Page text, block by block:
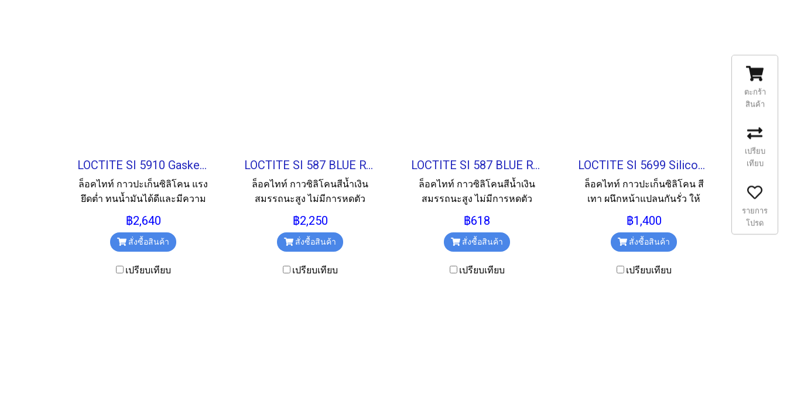
LOCTITE SI 5910 Gasket Sealant กาวปะเก็นซิลิโคน 300ML.
ล็อคไทท์ กาวปะเก็นซิลิโคน แรง
ยึดต่ำ ทนน้ำมันได้ดีและมีความ
ยืดหยุ่นสูงเมื่อเซตตัว ขนาด
300ml.
฿2,640
สั่งซื้อสินค้า
เปรียบเทียบ
LOCTITE SI 587 BLUE RTV SILICONE กาวซิลิโคนสีน้ำเงิน 300ML.
ล็อคไทท์ กาวซิลิโคนสีน้ำเงิน
สมรรถนะสูง ไม่มีการหดตัว
ขนาด 300ml.
฿2,250
สั่งซื้อสินค้า
เปรียบเทียบ
LOCTITE SI 587 BLUE RTV SILICONE กาวซิลิโคนสีน้ำเงิน 85G.
ล็อคไทท์ กาวซิลิโคนสีน้ำเงิน
สมรรถนะสูง ไม่มีการหดตัว
ขนาด 85g.
฿618
สั่งซื้อสินค้า
เปรียบเทียบ
LOCTITE SI 5699 Silicone Flange Sealant กาวปะเก็นซิลิโคน 300ML.
ล็อคไทท์ กาวปะเก็นซิลิโคน สี
เทา ผนึกหน้าแปลนกันรั่ว ให้
ความยืดหยุ่น ขนาด 300ml.
฿1,400
สั่งซื้อสินค้า
เปรียบเทียบ
ตะกร้า
สินค้า
เปรียบ
เทียบ
รายการ
โปรด